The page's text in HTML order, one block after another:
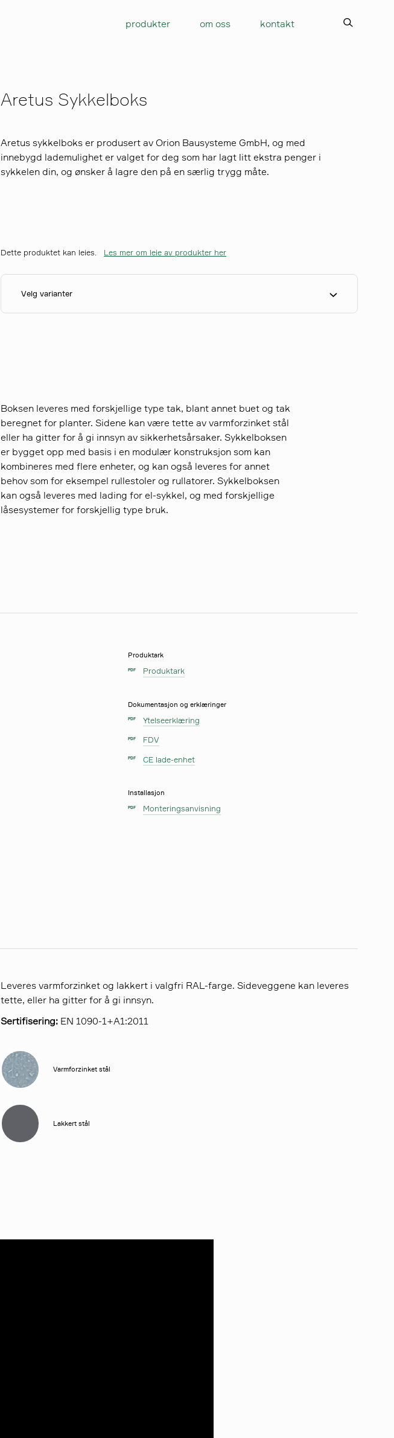
produkter om oss kontakt
Aretus Sykkelboks
Aretus sykkelboks er produsert av Orion Bausysteme GmbH, og med
innebygd lademulighet er valget for deg som har lagt litt ekstra penger i
sykkelen din, og ønsker å lagre den på en særlig trygg måte.
Dette produktet kan leies. Les mer om leie av produkter her
Velg varianter
Boksen leveres med forskjellige type tak, blant annet buet og tak
beregnet for planter. Sidene kan være tette av varmforzinket stål
eller ha gitter for å gi innsyn av sikkerhetsårsaker. Sykkelboksen
er bygget opp med basis i en modulær konstruksjon som kan
kombineres med flere enheter, og kan også leveres for annet
behov som for eksempel rullestoler og rullatorer. Sykkelboksen
kan også leveres med lading for el-sykkel, og med forskjellige
låsesystemer for forskjellig type bruk.
Produktark
PDF Produktark
Dokumentasjon og erklæringer
PDF Ytelseerklæring
PDF FDV
PDF CE lade-enhet
Installasjon
PDF Monteringsanvisning
Leveres varmforzinket og lakkert i valgfri RAL-farge. Sideveggene kan leveres
tette, eller ha gitter for å gi innsyn.
Sertifisering: EN 1090-1+A1:2011
Varmforzinket stål
Lakkert stål